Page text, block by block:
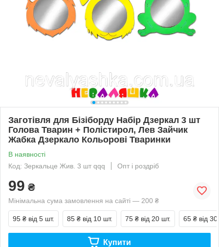
Заготівля для Бізіборду Набір Дзеркал 3 шт
Голова Тварин + Полістирол, Лев Зайчик
Жабка Дзеркало Кольорові Тваринки
В наявності
Код: Зеркальце Жив. 3 шт qqq
Опт і роздріб
99 ₴
Мінімальна сума замовлення на сайті — 200 ₴
95 ₴ від 5 шт. 85 ₴ від 10 шт. 75 ₴ від 20 шт. 65 ₴ від
Купити